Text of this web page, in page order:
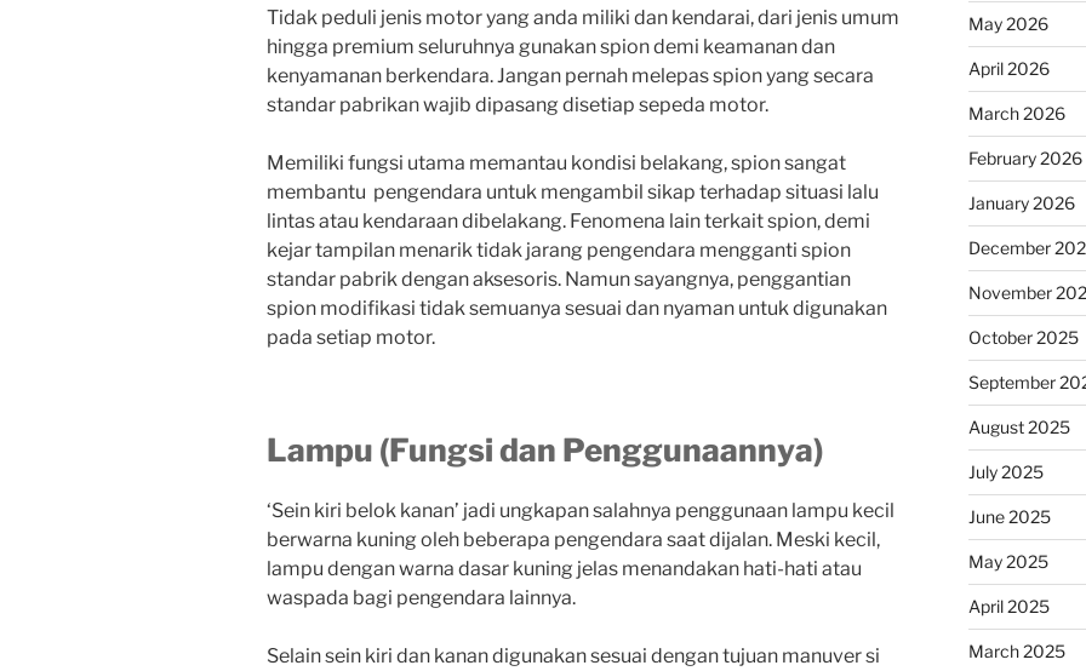
Tidak peduli jenis motor yang anda miliki dan kendarai, dari jenis umum
hingga premium seluruhnya gunakan spion demi keamanan dan
kenyamanan berkendara. Jangan pernah melepas spion yang secara
standar pabrikan wajib dipasang disetiap sepeda motor.
Memiliki fungsi utama memantau kondisi belakang, spion sangat
membantu pengendara untuk mengambil sikap terhadap situasi lalu
lintas atau kendaraan dibelakang. Fenomena lain terkait spion, demi
kejar tampilan menarik tidak jarang pengendara mengganti spion
standar pabrik dengan aksesoris. Namun sayangnya, penggantian
spion modifikasi tidak semuanya sesuai dan nyaman untuk digunakan
pada setiap motor.
Lampu (Fungsi dan Penggunaannya)
‘Sein kiri belok kanan’ jadi ungkapan salahnya penggunaan lampu kecil
berwarna kuning oleh beberapa pengendara saat dijalan. Meski kecil,
lampu dengan warna dasar kuning jelas menandakan hati-hati atau
waspada bagi pengendara lainnya.
Selain sein kiri dan kanan digunakan sesuai dengan tujuan manuver si
May 2026
April 2026
March 2026
February 2026
January 2026
December
November
October 2025
September
August 2025
July 2025
June 2025
May 2025
April 2025
March 2025